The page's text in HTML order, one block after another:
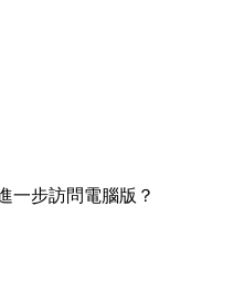
一步訪問電腦版？